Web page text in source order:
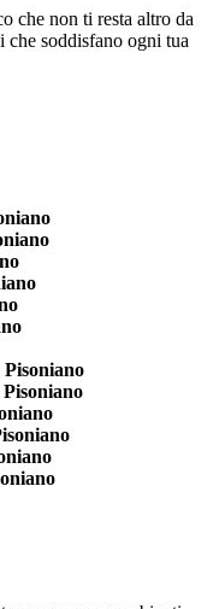
che non ti resta altro da
che soddisfano ogni tua
Pisoniano
Pisoniano